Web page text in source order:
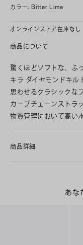
カラー: Bitter Lime
オンラインストア在庫なし
商品について
驚くほどソフトな、ふ
キラ ダイヤモンドキル
思わせるクラシックな
カーブチェーンストラ
物質管理において高い
商品詳細
あな